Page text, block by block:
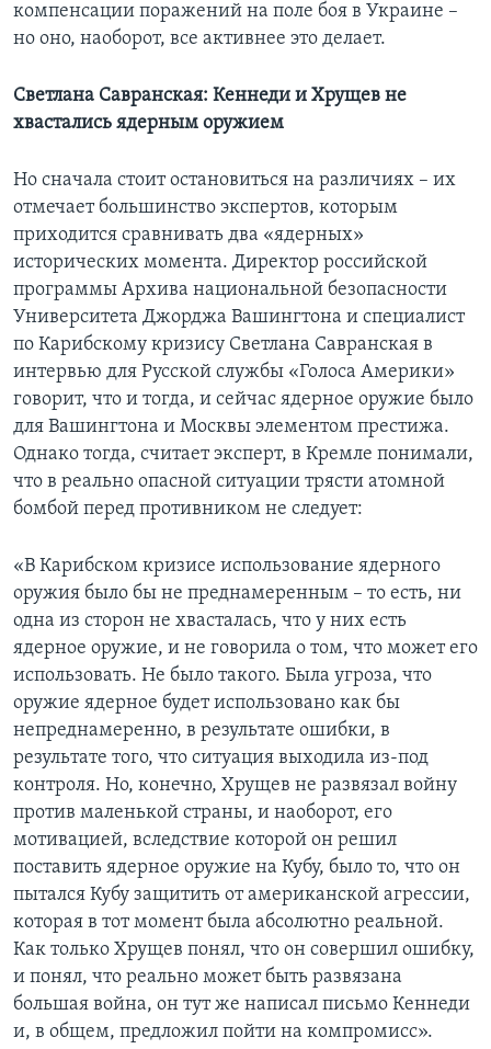
компенсации поражений на поле боя в Украине –
но оно, наоборот, все активнее это делает.
Светлана Савранская: Кеннеди и Хрущев не
хвастались ядерным оружием
Но сначала стоит остановиться на различиях – их
отмечает большинство экспертов, которым
приходится сравнивать два «ядерных»
исторических момента. Директор российской
программы Архива национальной безопасности
Университета Джорджа Вашингтона и специалист
по Карибскому кризису Светлана Савранская в
интервью для Русской службы «Голоса Америки»
говорит, что и тогда, и сейчас ядерное оружие было
для Вашингтона и Москвы элементом престижа.
Однако тогда, считает эксперт, в Кремле понимали,
что в реально опасной ситуации трясти атомной
бомбой перед противником не следует:
«В Карибском кризисе использование ядерного
оружия было бы не преднамеренным – то есть, ни
одна из сторон не хвасталась, что у них есть
ядерное оружие, и не говорила о том, что может его
использовать. Не было такого. Была угроза, что
оружие ядерное будет использовано как бы
непреднамеренно, в результате ошибки, в
результате того, что ситуация выходила из-под
контроля. Но, конечно, Хрущев не развязал войну
против маленькой страны, и наоборот, его
мотивацией, вследствие которой он решил
поставить ядерное оружие на Кубу, было то, что он
пытался Кубу защитить от американской агрессии,
которая в тот момент была абсолютно реальной.
Как только Хрущев понял, что он совершил ошибку,
и понял, что реально может быть развязана
большая война, он тут же написал письмо Кеннеди
и, в общем, предложил пойти на компромисс».